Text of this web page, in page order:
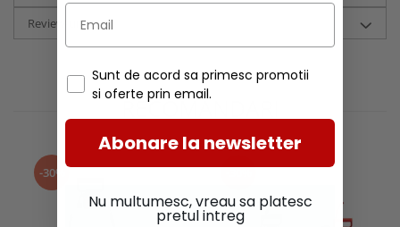
Review-uri(0)
RECOMANDARI
-30% -30%
Sunt de acord sa primesc promotii
si oferte prin email.
Abonare la newsletter
Nu multumesc, vreau sa platesc
pretul intreg